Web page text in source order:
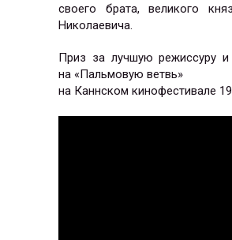
своего брата, великого
Николаевича.
Приз за лучшую режиссуру и
на «Пальмовую ветвь»
на Каннском кинофестивале